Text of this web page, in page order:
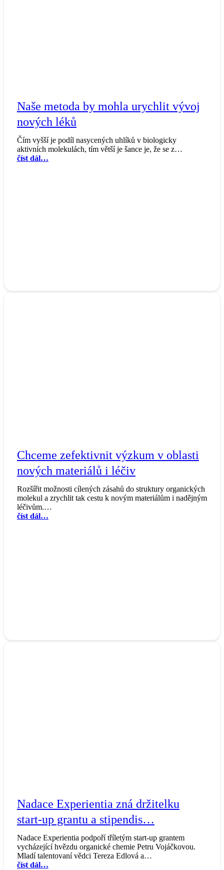
Naše metoda by mohla urychlit vývoj
nových léků
Čím vyšší je podíl nasycených uhlíků v biologicky
aktivních molekulách, tím větší je šance je, že se z…
číst dál…
Chceme zefektivnit výzkum v oblasti
nových materiálů i léčiv
Rozšířit možnosti cílených zásahů do struktury organických
molekul a zrychlit tak cestu k novým materiálům i nadějným
léčivům.…
číst dál…
Nadace Experientia zná držitelku
start-up grantu a stipendis…
Nadace Experientia podpoří tříletým start-up grantem
vycházející hvězdu organické chemie Petru Vojáčkovou.
Mladí talentovaní vědci Tereza Edlová a…
číst dál…